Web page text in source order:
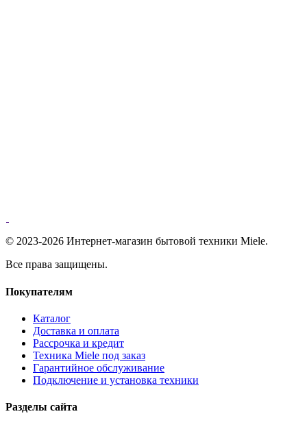
© 2023-2026 Интернет-магазин бытовой техники Miele.
Все права защищены.
Покупателям
Каталог
Доставка и оплата
Рассрочка и кредит
Техника Miele под заказ
Гарантийное обслуживание
Подключение и установка техники
Разделы сайта